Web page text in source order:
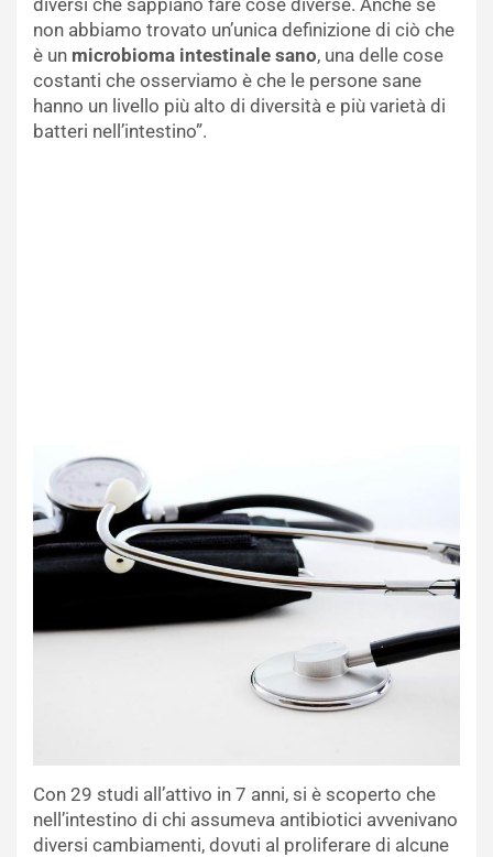
non abbiamo trovato un’unica definizione di ciò che
è un microbioma intestinale sano, una delle cose
costanti che osserviamo è che le persone sane
hanno un livello più alto di diversità e più varietà di
batteri nell’intestino”.
Con 29 studi all’attivo in 7 anni, si è scoperto che
nell’intestino di chi assumeva antibiotici avvenivano
diversi cambiamenti, dovuti al proliferare di alcune